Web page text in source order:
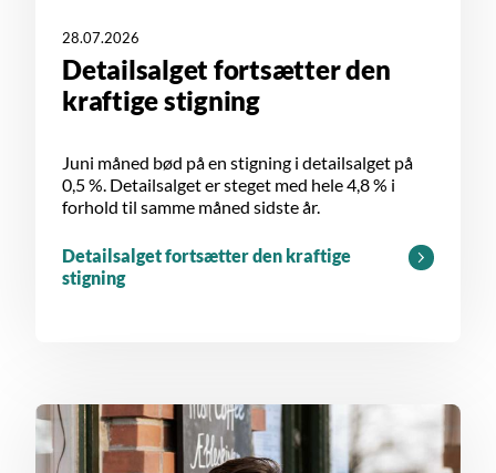
28.07.2026
Detailsalget fortsætter den
kraftige stigning
Juni måned bød på en stigning i detailsalget på
0,5 %. Detailsalget er steget med hele 4,8 % i
forhold til samme måned sidste år.
Detailsalget fortsætter den kraftige
stigning